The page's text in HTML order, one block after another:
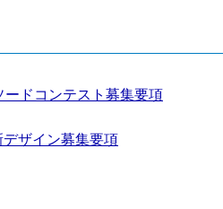
ードコンテスト募集要項
ザイン募集要項